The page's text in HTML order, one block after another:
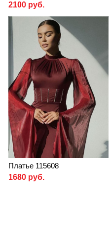
2100 руб.
Платье 115608
1680 руб.